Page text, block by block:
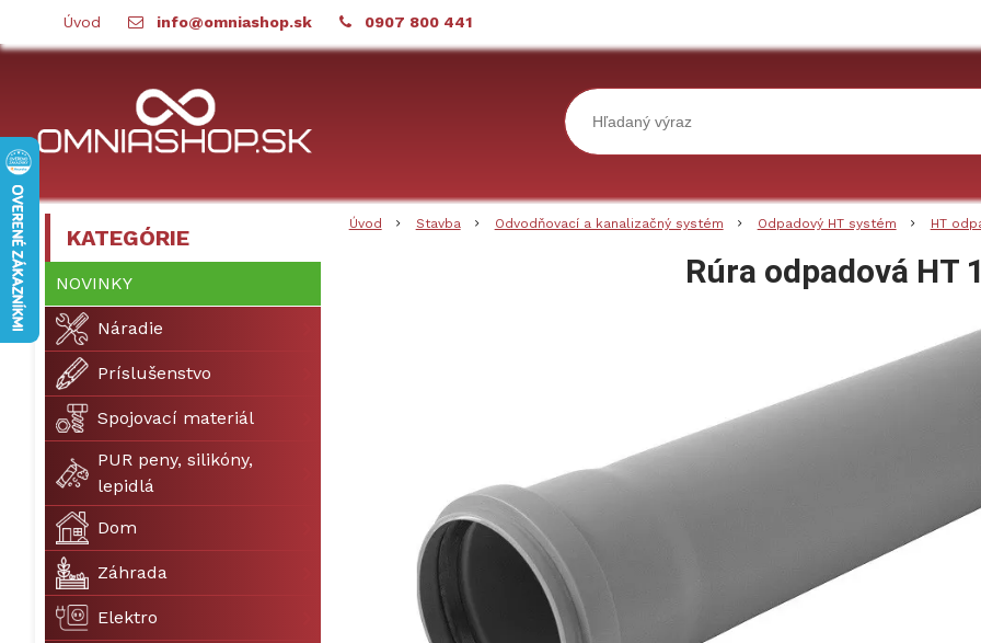
Úvod info@omniashop.sk 0907 800 441
Úvod Stavba Odvodňovací a kanalizačný systém Odpadový HT systém HT
Rúra odpadová HT
KATEGÓRIE
NOVINKY
Náradie
Príslušenstvo
Spojovací materiál
PUR peny, silikóny,
lepidlá
Dom
Záhrada
Elektro